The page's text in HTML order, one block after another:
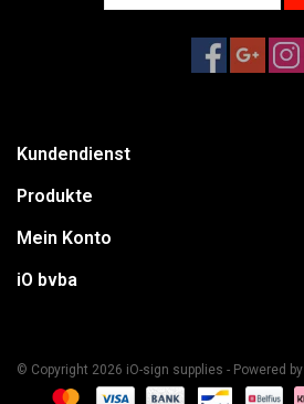
Kundendienst
Produkte
Mein Konto
iO bvba
© Copyright 2026 iO-sign supplies - Powered by